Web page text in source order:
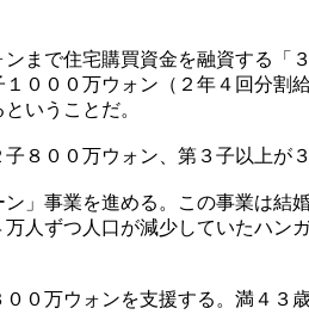
まで住宅購買資金を融資する
０００万ウォン（２年４回分
いうことだ。
００万ウォン、第３子以上が
」事業を進める。この事業は
人ずつ人口が減少していたハ
万ウォンを支援する。満４３